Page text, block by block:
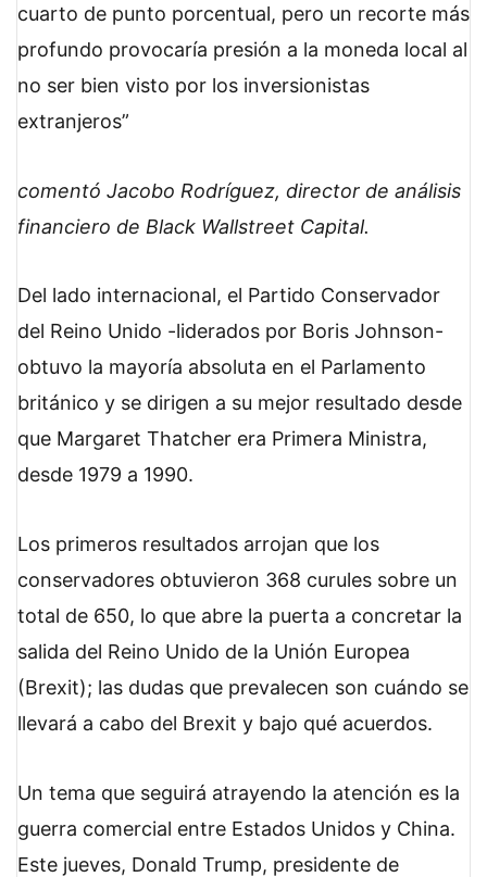
cuarto de punto porcentual, pero un recorte más
profundo provocaría presión a la moneda local al
no ser bien visto por los inversionistas
extranjeros
comentó Jacobo Rodríguez, director de análisis
financiero de Black Wallstreet Capital.
Del lado internacional, el Partido Conservador
del Reino Unido -liderados por Boris Johnson-
obtuvo la mayoría absoluta en el Parlamento
británico y se dirigen a su mejor resultado desde
que Margaret Thatcher era Primera Ministra,
desde 1979 a 1990.
Los primeros resultados arrojan que los
conservadores obtuvieron 368 curules sobre un
total de 650, lo que abre la puerta a concretar la
salida del Reino Unido de la Unión Europea
(Brexit); las dudas que prevalecen son cuándo se
llevará a cabo del Brexit y bajo qué acuerdos.
Un tema que seguirá atrayendo la atención es la
guerra comercial entre Estados Unidos y China.
Este jueves, Donald Trump, presidente de